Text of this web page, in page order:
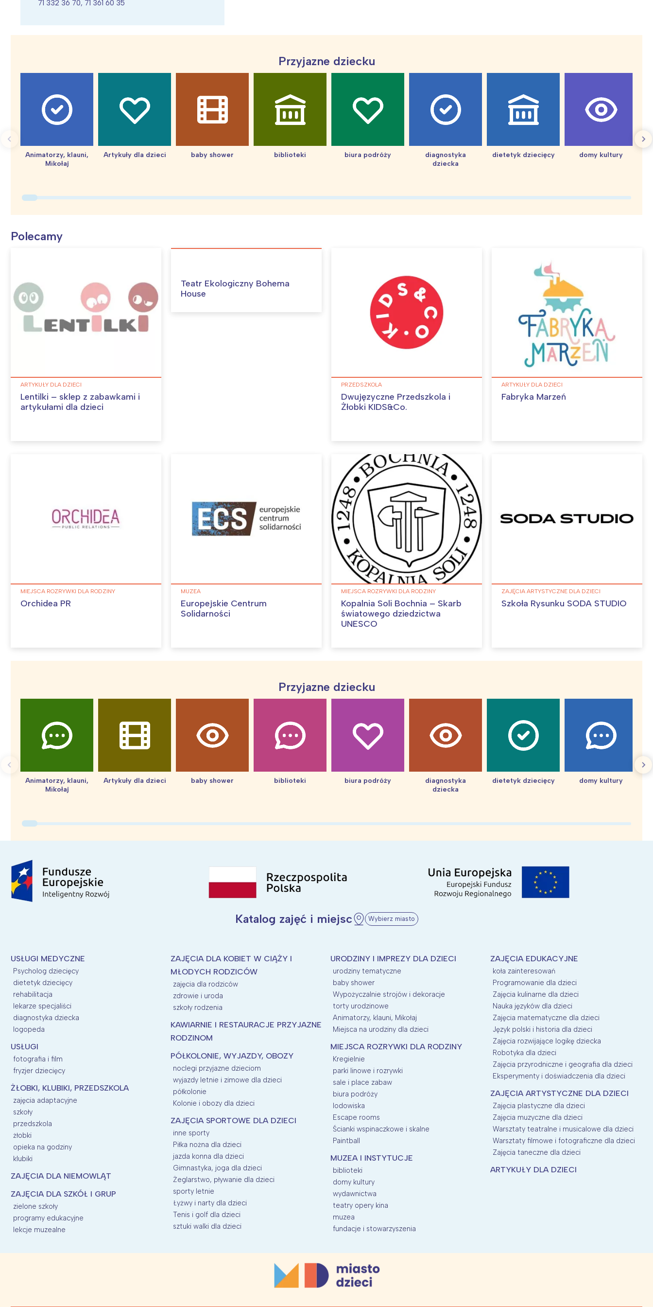
Pszczoła i kwitnący ul
71 332 36 70, 71 361 60 35
Przyjazne dziecku
Animatorzy, klauni,
Mikołaj
Artykuły dla dzieci baby shower biblioteki biura podróży
diagnostyka
dziecka
dietetyk dziecięcy
domy kultury
Polecamy
ARTYKUŁY DLA DZIECI
Lentilki – sklep z zabawkami i
artykułami dla dzieci
Teatr Ekologiczny Bohema
House
PRZEDSZKOLA
Dwujęzyczne Przedszkola i
Żłobki KIDS&Co.
ARTYKUŁY DLA DZIECI
Fabryka Marzeń
MIEJSCA ROZRYWKI DLA RODZINY
Orchidea PR
MUZEA
Europejskie Centrum
Solidarności
MIEJSCA ROZRYWKI DLA RODZINY
Kopalnia Soli Bochnia – Skarb
światowego dziedzictwa
UNESCO
ZAJĘCIA ARTYSTYCZNE DLA DZIECI
Szkoła Rysunku SODA STUDIO
Przyjazne dziecku
Animatorzy, klauni,
Mikołaj
Artykuły dla dzieci baby shower biblioteki biura podróży
diagnostyka
dziecka
dietetyk dziecięcy
domy kultury
Katalog zajęć i miejsc Wybierz miasto
USŁUGI MEDYCZNE
Psycholog dziecięcy
dietetyk dziecięcy
rehabilitacja
lekarze specjaliści
diagnostyka dziecka
logopeda
USŁUGI
fotografia i film
fryzjer dziecięcy
ŻŁOBKI, KLUBIKI, PRZEDSZKOLA
zajęcia adaptacyjne
szkoły
przedszkola
żłobki
opieka na godziny
klubiki
ZAJĘCIA DLA NIEMOWLĄT
ZAJĘCIA DLA SZKÓŁ I GRUP
zielone szkoły
programy edukacyjne
lekcje muzealne
ZAJĘCIA DLA KOBIET W CIĄŻY I
MŁODYCH RODZICÓW
zajęcia dla rodziców
zdrowie i uroda
szkoły rodzenia
KAWIARNIE I RESTAURACJE PRZYJAZNE
RODZINOM
PÓŁKOLONIE, WYJAZDY, OBOZY
noclegi przyjazne dzieciom
wyjazdy letnie i zimowe dla dzieci
półkolonie
Kolonie i obozy dla dzieci
ZAJĘCIA SPORTOWE DLA DZIECI
inne sporty
Piłka nożna dla dzieci
jazda konna dla dzieci
Gimnastyka, joga dla dzieci
Żeglarstwo, pływanie dla dzieci
sporty letnie
Łyżwy i narty dla dzieci
Tenis i golf dla dzieci
sztuki walki dla dzieci
URODZINY I IMPREZY DLA DZIECI
urodziny tematyczne
baby shower
Wypożyczalnie strojów i dekoracje
torty urodzinowe
Animatorzy, klauni, Mikołaj
Miejsca na urodziny dla dzieci
MIEJSCA ROZRYWKI DLA RODZINY
Kregielnie
parki linowe i rozrywki
sale i place zabaw
biura podróży
lodowiska
Escape rooms
Ścianki wspinaczkowe i skalne
Paintball
MUZEA I INSTYTUCJE
biblioteki
domy kultury
wydawnictwa
teatry opery kina
muzea
fundacje i stowarzyszenia
ZAJĘCIA EDUKACYJNE
koła zainteresowań
Programowanie dla dzieci
Zajęcia kulinarne dla dzieci
Nauka języków dla dzieci
Zajęcia matematyczne dla dzieci
Język polski i historia dla dzieci
Zajęcia rozwijające logikę dziecka
Robotyka dla dzieci
Zajęcia przyrodniczne i geografia dla dzieci
Eksperymenty i doświadczenia dla dzieci
ZAJĘCIA ARTYSTYCZNE DLA DZIECI
Zajęcia plastyczne dla dzieci
Zajęcia muzyczne dla dzieci
Warsztaty teatralne i musicalowe dla dzieci
Warsztaty filmowe i fotograficzne dla dzieci
Zajęcia taneczne dla dzieci
ARTYKUŁY DLA DZIECI
Interesują mnie wydarzenia z tego regionu:
Warszawa
Śląsk
Kraków
Południe
Północ
Wszystkie
Wybieram